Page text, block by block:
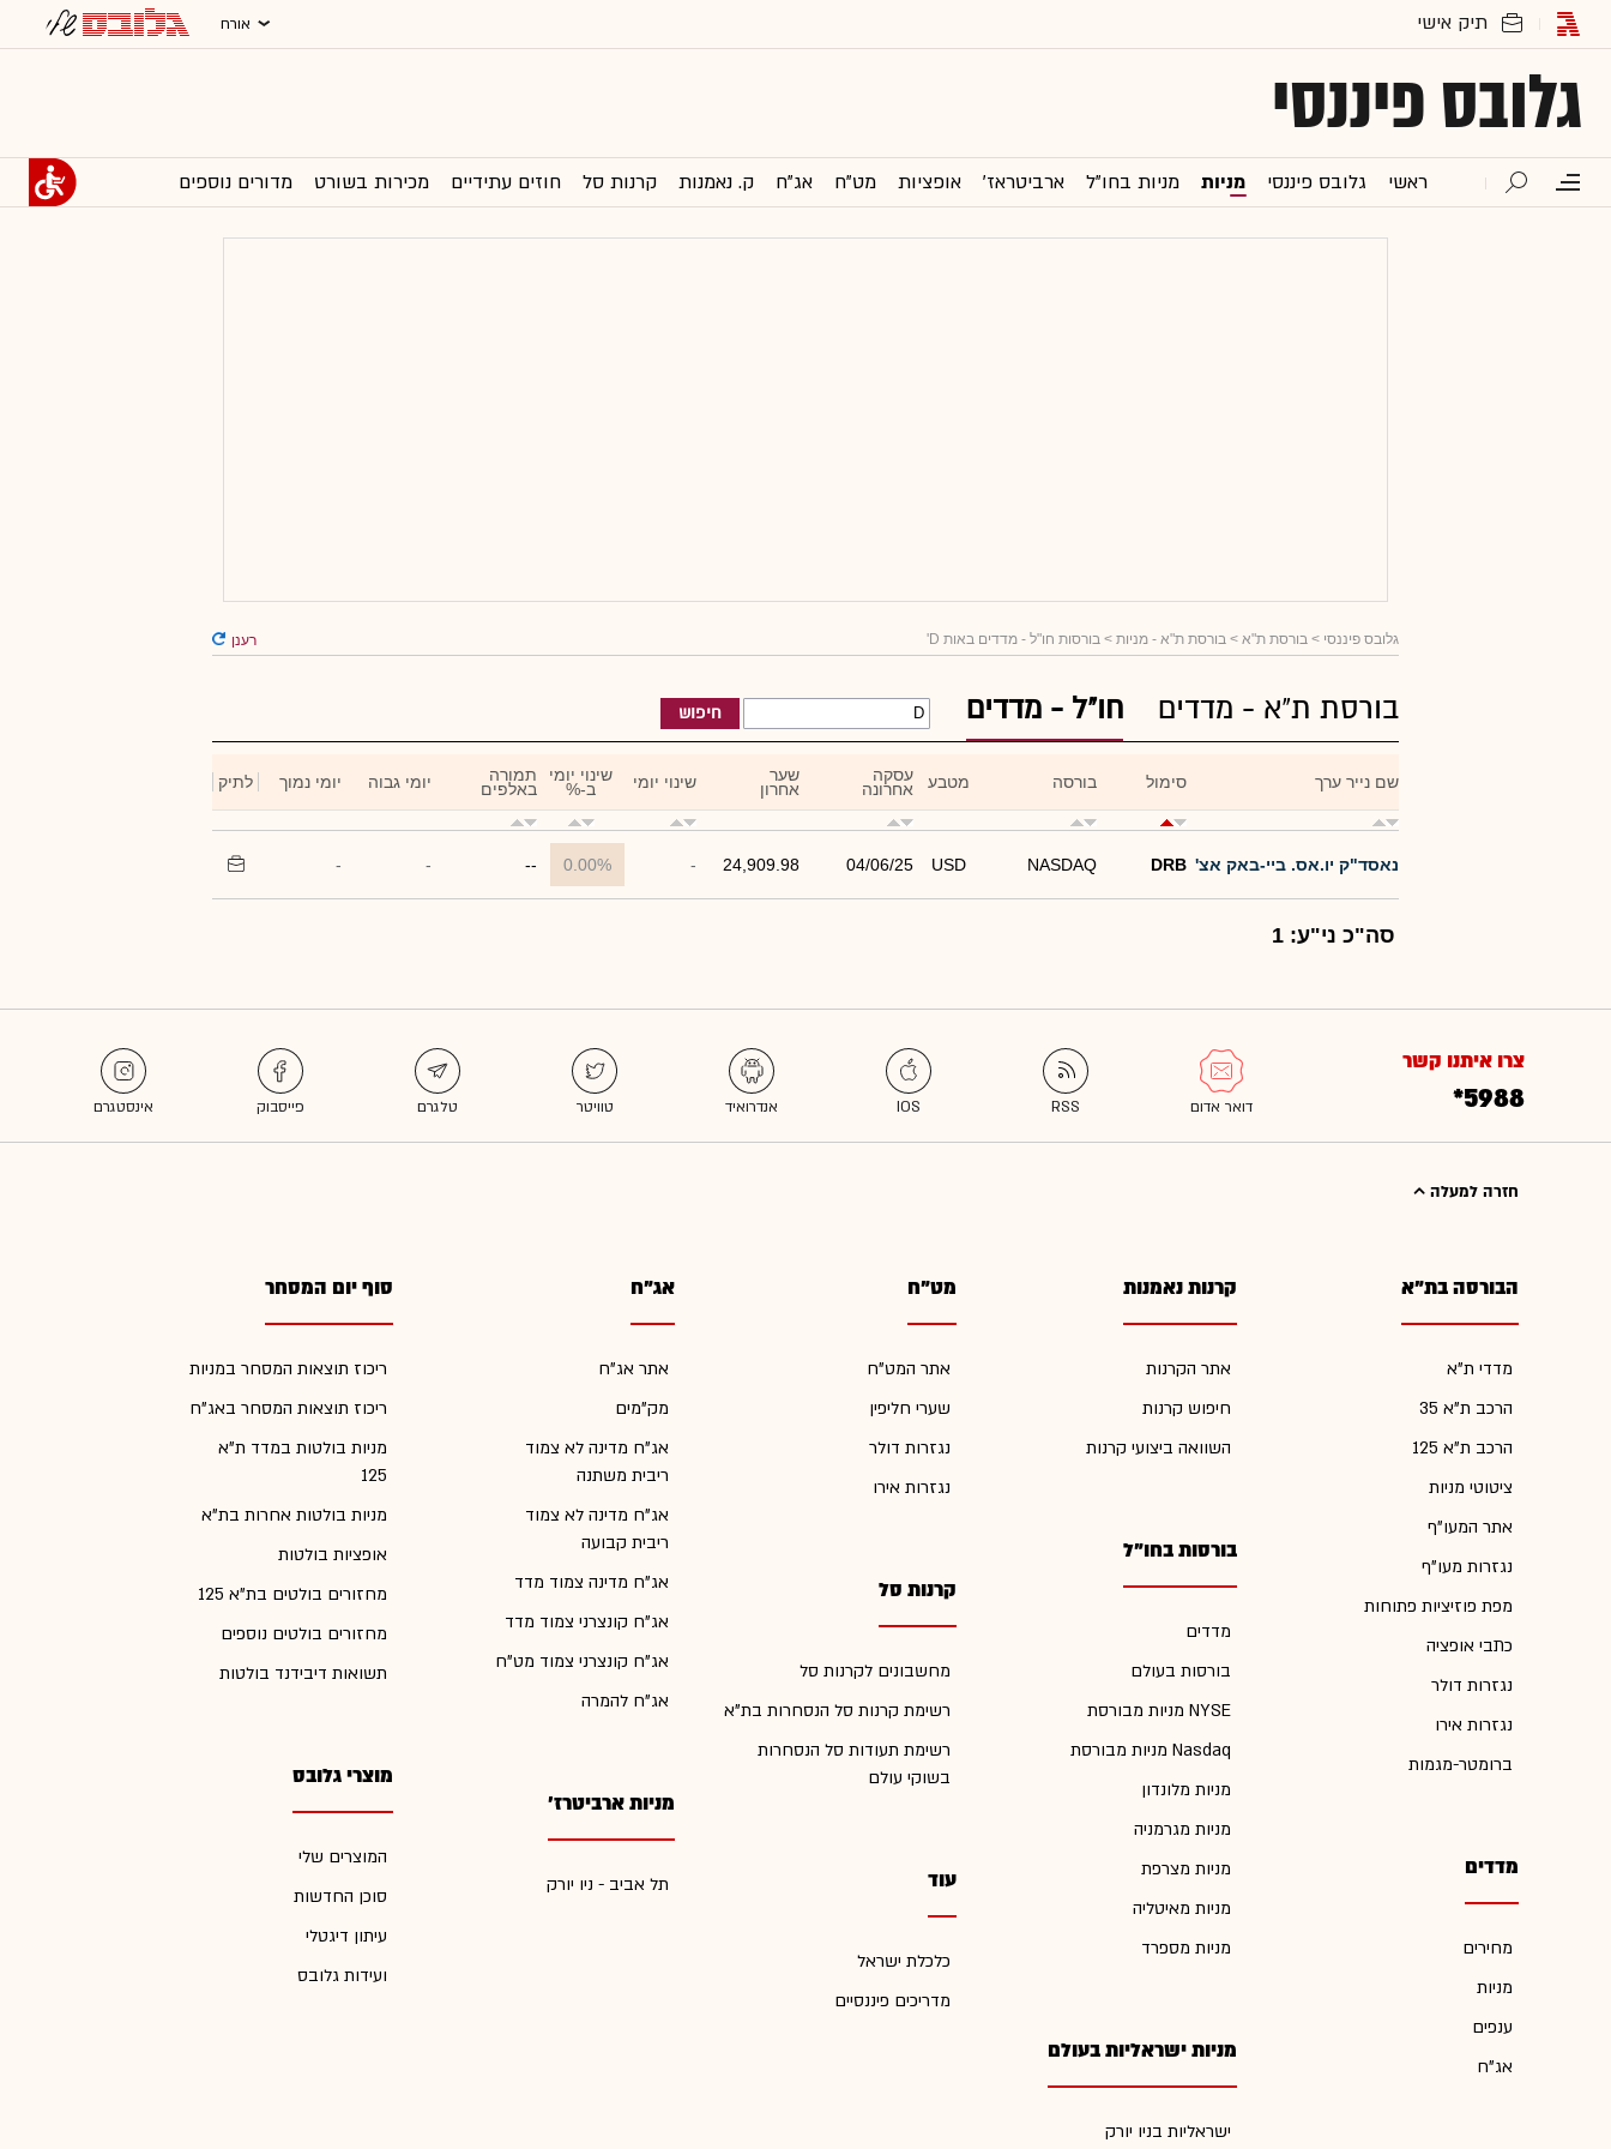
אורח
גלובס פיננסי
ראשי גלובס פיננסי מניות מניות בחו"ל ארביטראז' אופציות מט"ח אג"ח ק. נאמנות קרנות סל חוזים עתידיים מכירות בשורט מדורים נוספים
גלובס פיננסי > בורסת ת"א > בורסת ת"א - מניות > בורסות חו"ל - מדדים באות D' רענן
בורסת ת"א - מדדים חו"ל - מדדים חיפוש
שם נייר ערך סימול בורסה מטבע עסקה
אחרונה
שער
אחרון שינוי יומי שינוי יומי
ב-%
תמורה
באלפים יומי גבוה יומי נמוך לתיק
נאסד"ק יו.אס. ביי-באק אצ' DRB
NASDAQ
USD
04/06/25
24,909.98
-
0.00%
--
-
-
סה"כ ני"ע: 1
צרו איתנו קשר
*5988
חזרה למעלה
הבורסה בת"א
מדדי ת"א
הרכב ת"א 35
הרכב ת"א 125
ציטוטי מניות
אתר המעו"ף
נגזרות מעו"ף
מפת פוזיציות פתוחות
כתבי אופציה
נגזרות דולר
נגזרות אירו
ברומטר-מגמות
מדדים
מחירים
מניות
ענפים
אג"ח
קרנות נאמנות
אתר הקרנות
חיפוש קרנות
השוואה ביצועי קרנות
בורסות בחו"ל
מדדים
בורסות בעולם
מניות מבורסת NYSE
מניות מבורסת Nasdaq
מניות מלונדון
מניות מגרמניה
מניות מצרפת
מניות מאיטליה
מניות מספרד
מניות ישראליות בעולם
ישראליות בניו יורק
מט"ח
אתר המט"ח
שערי חליפין
נגזרות דולר
נגזרות אירו
קרנות סל
מחשבונים לקרנות סל
רשימת קרנות סל הנסחרות בת"א
רשימת תעודות סל הנסחרות
בשוקי עולם
עוד
כלכלת ישראל
מדריכים פיננסיים
אג"ח
אתר אג"ח
מק"מים
אג"ח מדינה לא צמוד
ריבית משתנה
אג"ח מדינה לא צמוד
ריבית קבועה
אג"ח מדינה צמוד מדד
אג"ח קונצרני צמוד מדד
אג"ח קונצרני צמוד מט"ח
אג"ח להמרה
מניות ארביטרז'
תל אביב - ניו יורק
סוף יום המסחר
ריכוז תוצאות המסחר במניות
ריכוז תוצאות המסחר באג"ח
מניות בולטות במדד ת"א
125
מניות בולטות אחרות בת"א
אופציות בולטות
מחזורים בולטים בת"א 125
מחזורים בולטים נוספים
תשואות דיבידנד בולטות
מוצרי גלובס
המוצרים שלי
סוכן החדשות
עיתון דיגטלי
ועידות גלובס